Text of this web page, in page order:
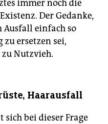
immer noch die
Der Gedanke,
Ausfall einfach so
ersetzen sei,
Nutzvieh.
Haarausfall
bei dieser Frage